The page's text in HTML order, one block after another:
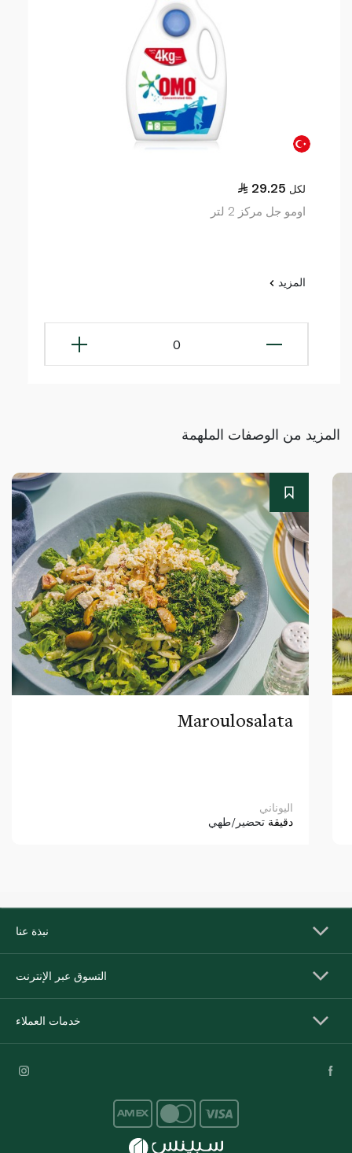
29.25 لكل
اومو جل مركز 2 لتر
المزيد
0
المزيد من الوصفات الملهمة
Maroulosalata
اليوناني
دقيقة تحضير/طهي
نبذة عنا
التسوق عبر الإنترنت
خدمات العملاء